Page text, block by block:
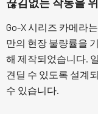
Go-X 시리즈 카메라
만의 현장 불량률을
해 제작되었습니다.
견딜 수 있도록 설계
수 있습니다.